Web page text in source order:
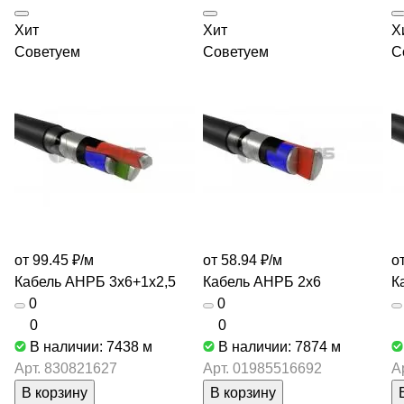
Хит
Советуем
от 99.45 ₽/м
Кабель АНРБ 3х6+1х2,5
0
0
В наличии: 7438 м
Арт. 830821627
В корзину
Хит
Советуем
от 58.94 ₽/м
Кабель АНРБ 2х6
0
0
В наличии: 7874 м
Арт. 01985516692
В корзину